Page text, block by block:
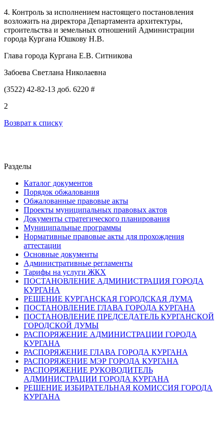
4. Контроль за исполнением настоящего постановления
возложить на директора Департамента архитектуры,
строительства и земельных отношений Администрации
города Кургана Юшкову Н.В.
Глава города Кургана Е.В. Ситникова
Забоева Светлана Николаевна
(3522) 42-82-13 доб. 6220 #
2
Возврат к списку
Разделы
Каталог документов
Порядок обжалования
Обжалованные правовые акты
Проекты муниципальных правовых актов
Документы стратегического планирования
Муниципальные программы
Нормативные правовые акты для прохождения
аттестации
Основные документы
Административные регламенты
Тарифы на услуги ЖКХ
ПОСТАНОВЛЕНИЕ АДМИНИСТРАЦИЯ ГОРОДА
КУРГАНА
РЕШЕНИЕ КУРГАНСКАЯ ГОРОДСКАЯ ДУМА
ПОСТАНОВЛЕНИЕ ГЛАВА ГОРОДА КУРГАНА
ПОСТАНОВЛЕНИЕ ПРЕДСЕДАТЕЛЬ КУРГАНСКОЙ
ГОРОДСКОЙ ДУМЫ
РАСПОРЯЖЕНИЕ АДМИНИСТРАЦИИ ГОРОДА
КУРГАНА
РАСПОРЯЖЕНИЕ ГЛАВА ГОРОДА КУРГАНА
РАСПОРЯЖЕНИЕ МЭР ГОРОДА КУРГАНА
РАСПОРЯЖЕНИЕ РУКОВОДИТЕЛЬ
АДМИНИСТРАЦИИ ГОРОДА КУРГАНА
РЕШЕНИЕ ИЗБИРАТЕЛЬНАЯ КОМИССИЯ ГОРОДА
КУРГАНА